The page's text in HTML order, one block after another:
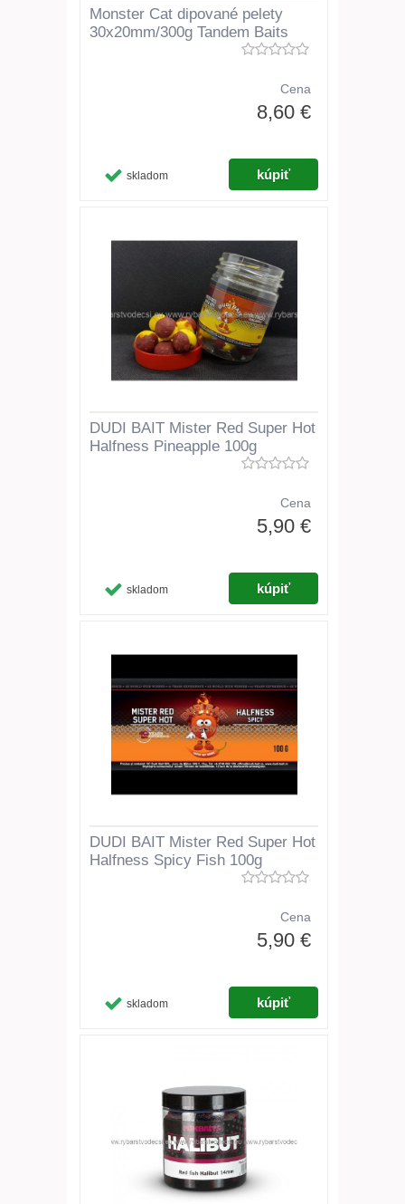
Monster Cat dipované pelety
30x20mm/300g Tandem Baits
Cena
8,60 €
skladom
DUDI BAIT Mister Red Super Hot
Halfness Pineapple 100g
Cena
5,90 €
skladom
DUDI BAIT Mister Red Super Hot
Halfness Spicy Fish 100g
Cena
5,90 €
skladom